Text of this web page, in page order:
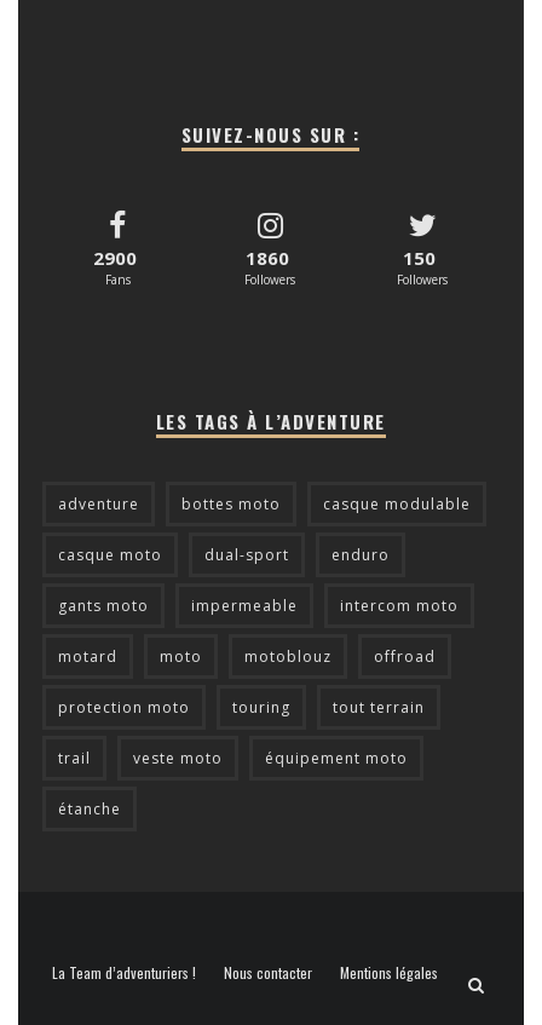
SUIVEZ-NOUS SUR :
2900
Fans
1860
Followers
150
Followers
LES TAGS À L’ADVENTURE
adventure bottes moto casque modulable
casque moto dual-sport enduro
gants moto impermeable intercom moto
motard moto motoblouz offroad
protection moto touring tout terrain
trail veste moto équipement moto
étanche
La Team d’adventuriers ! Nous contacter Mentions légales